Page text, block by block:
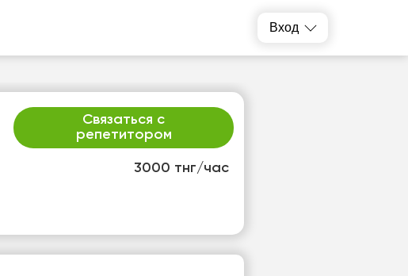
Вход
3000 тнг/час
Связаться с
репетитором
14
15